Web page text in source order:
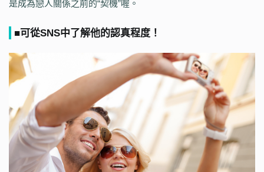
是成為戀人關係之前的“契機”喔。
■可從SNS中了解他的認真程度！